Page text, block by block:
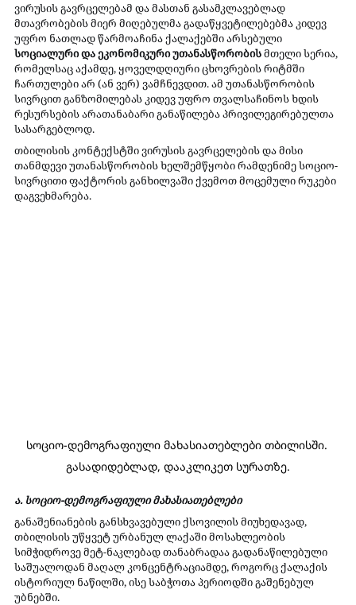
ვირუსის გავრცელებამ და მასთან გასამკლავებლად
მთავრობების მიერ მიღებულმა გადაწყვეტილებებმა კიდევ
უფრო ნათლად წარმოაჩინა ქალაქებში არსებული
სოციალური და ეკონომიკური უთანასწორობის მთელი სერია,
რომელსაც აქამდე, ყოველდღიური ცხოვრების რიტმში
ჩართულები არ (ან ვერ) ვამჩნევდით. ამ უთანასწორობის
სივრცით განზომილებას კიდევ უფრო თვალსაჩინოს ხდის
რესურსების არათანაბარი განაწილება პრივილეგირებულთა
სასარგებლოდ.
თბილისის კონტექსტში ვირუსის გავრცელების და მისი
თანმდევი უთანასწორობის ხელშემწყობი რამდენიმე სოციო-
სივრცითი ფაქტორის განხილვაში ქვემოთ მოცემული რუკები
დაგვეხმარება.
სოციო-დემოგრაფიული მახასიათებლები თბილისში.
გასადიდებლად, დააკლიკეთ სურათზე.
ა. სოციო-დემოგრაფიული მახასიათებლები
განაშენიანების განსხვავებული ქსოვილის მიუხედავად,
თბილისის უწყვეტ ურბანულ ლაქაში მოსახლეობის
სიმჭიდროვე მეტ-ნაკლებად თანაბრადაა გადანაწილებული
საშუალოდან მაღალ კონცენტრაციამდე, როგორც ქალაქის
ისტორიულ ნაწილში, ისე საბჭოთა პერიოდში გაშენებულ
უბნებში.